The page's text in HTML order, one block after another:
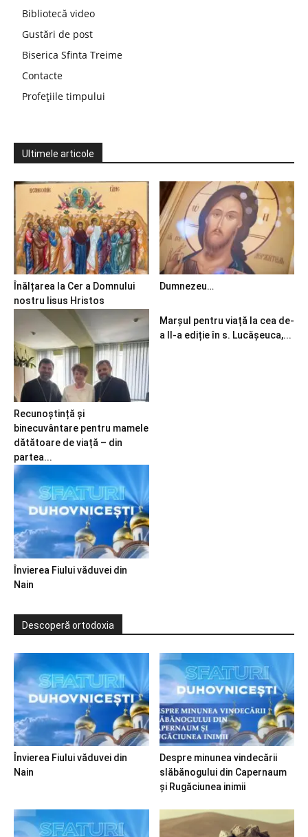
Bibliotecă video
Gustări de post
Biserica Sfinta Treime
Contacte
Profețiile timpului
Ultimele articole
Înălțarea la Cer a Domnului
nostru Iisus Hristos
Dumnezeu…
Recunoștință și
binecuvântare pentru mamele
dătătoare de viață – din
partea...
Marșul pentru viață la cea de-
a II-a ediție în s. Lucășeuca,...
Învierea Fiului văduvei din
Nain
Descoperă ortodoxia
Învierea Fiului văduvei din
Nain
Despre minunea vindecării
slăbănogului din Capernaum
și Rugăciunea inimii